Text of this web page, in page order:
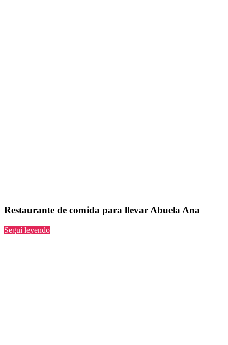
Restaurante de comida para llevar Abuela Ana
Seguí leyendo“Abuela